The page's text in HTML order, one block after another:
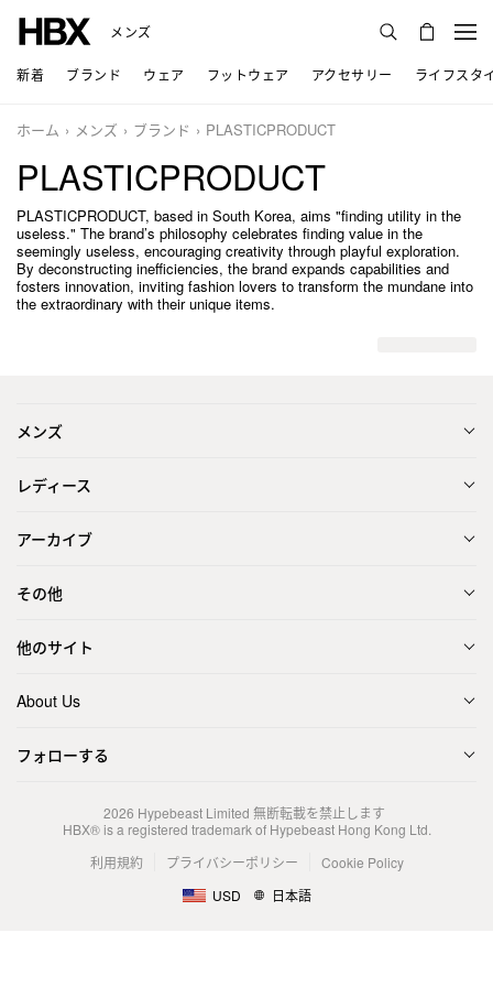
メンズ
新着 ブランド ウェア フットウェア アクセサリー ライフスタ
ホーム メンズ ブランド PLASTICPRODUCT
PLASTICPRODUCT
PLASTICPRODUCT, based in South Korea, aims "finding utility in the
useless." The brand’s philosophy celebrates finding value in the
seemingly useless, encouraging creativity through playful exploration.
By deconstructing inefficiencies, the brand expands capabilities and
fosters innovation, inviting fashion lovers to transform the mundane into
the extraordinary with their unique items.
メンズ
レディース
アーカイブ
その他
他のサイト
About Us
フォローする
2026 Hypebeast Limited 無断転載を禁止します
HBX® is a registered trademark of Hypebeast Hong Kong Ltd.
利用規約
プライバシーポリシー
Cookie Policy
USD
日本語